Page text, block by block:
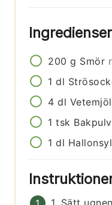
Ingredienser
200 g Smör
1 dl
4 dl Vetemjöl
1 tsk
1 dl